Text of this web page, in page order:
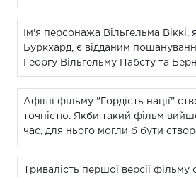
Ім'я персонажа Вільгельма Віккі,
Буркхард, є відданим
Георгу Вільгельму Пабсту та
Афіші фільму "Гордість нації"
точністю. Якби такий фільм
час, для нього могли б бути
Тривалість першої версії